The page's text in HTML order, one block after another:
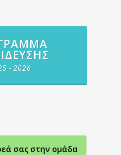
- 2026
σας στην oμάδα